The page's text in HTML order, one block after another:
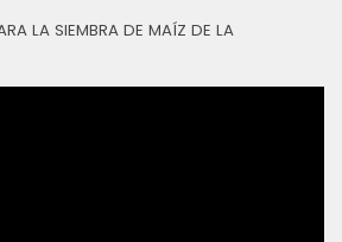
LA SIEMBRA DE MAÍZ DE LA